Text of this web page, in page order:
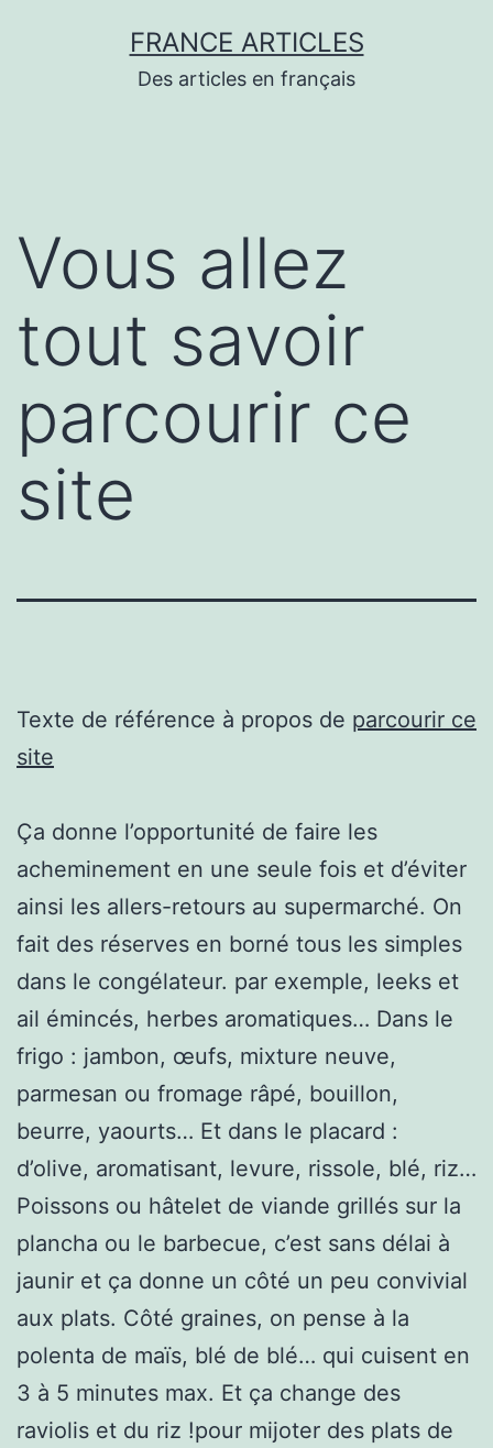
FRANCE ARTICLES
Des articles en français
Vous allez
tout savoir
parcourir ce
site
Texte de référence à propos de parcourir ce
site
Ça donne l’opportunité de faire les
acheminement en une seule fois et d’éviter
ainsi les allers-retours au supermarché. On
fait des réserves en borné tous les simples
dans le congélateur. par exemple, leeks et
ail émincés, herbes aromatiques… Dans le
frigo : jambon, œufs, mixture neuve,
parmesan ou fromage râpé, bouillon,
beurre, yaourts… Et dans le placard :
d’olive, aromatisant, levure, rissole, blé, riz…
Poissons ou hâtelet de viande grillés sur la
plancha ou le barbecue, c’est sans délai à
jaunir et ça donne un côté un peu convivial
aux plats. Côté graines, on pense à la
polenta de maïs, blé de blé… qui cuisent en
3 à 5 minutes max. Et ça change des
raviolis et du riz !pour mijoter des plats de